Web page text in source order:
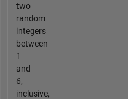
two
random
integers
between
1
and
6,
inclusive,